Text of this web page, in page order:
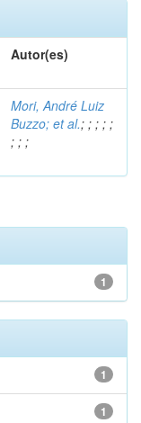
Autor(es)
Mori, André Luiz
Buzzo; et al.; ; ; ; ;
; ; ;
1
1
1